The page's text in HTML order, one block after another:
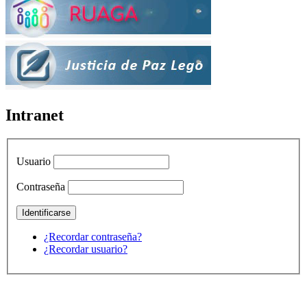
Intranet
Usuario
Contraseña
¿Recordar contraseña?
¿Recordar usuario?